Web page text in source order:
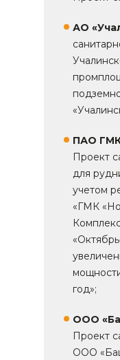
АО
ПАО ГМК
Проект
для
учетом
«ГМК
год»;
ООО
Проект
ООО